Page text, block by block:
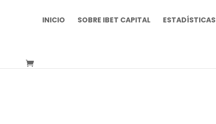
INICIO SOBRE IBET CAPITAL ESTADÍSTICAS